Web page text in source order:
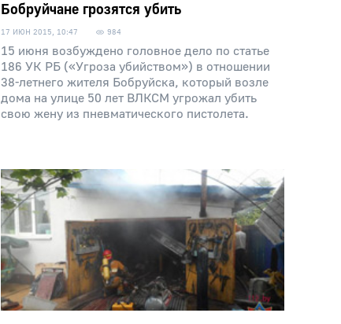
Бобруйчане грозятся убить
17 ИЮН 2015, 10:47 984
15 июня возбуждено головное дело по статье
186 УК РБ («Угроза убийством») в отношении
38-летнего жителя Бобруйска, который возле
дома на улице 50 лет ВЛКСМ угрожал убить
свою жену из пневматического пистолета.